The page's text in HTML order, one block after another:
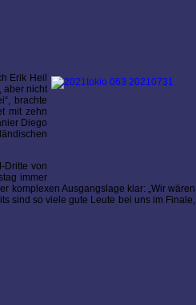
Erik Heil
aber nicht
brachte
mit zehn
Diego
Dritte von
immer
komplexen Ausgangslage klar: „Wir wären
sind so viele gute Leute bei uns im Finale,